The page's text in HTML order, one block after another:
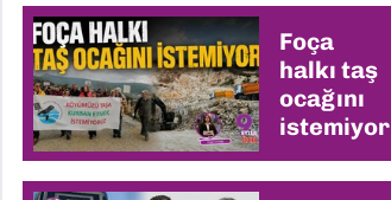
Foça
halkı taş
ocağını
istemiyor